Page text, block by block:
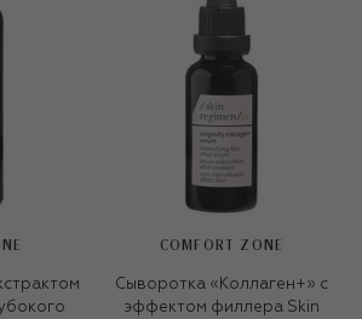
COMFORT ZONE
Сыворотка «Коллаген+» с
эффектом филлера Skin